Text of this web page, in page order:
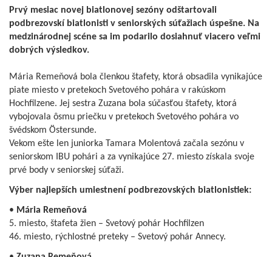
Prvý mesiac novej biatlonovej sezóny odštartovali
podbrezovskí biatlonisti v seniorských súťažiach úspešne. Na
medzinárodnej scéne sa im podarilo dosiahnuť viacero veľmi
dobrých výsledkov.
Mária Remeňová bola členkou štafety, ktorá obsadila vynikajúce
piate miesto v pretekoch Svetového pohára v rakúskom
Hochfilzene. Jej sestra Zuzana bola súčasťou štafety, ktorá
vybojovala ôsmu priečku v pretekoch Svetového pohára vo
švédskom Östersunde.
Vekom ešte len juniorka Tamara Molentová začala sezónu v
seniorskom IBU pohári a za vynikajúce 27. miesto získala svoje
prvé body v seniorskej súťaži.
Výber najlepších umiestnení podbrezovských biatlonistiek:
• Mária Remeňová
5. miesto, štafeta žien – Svetový pohár Hochfilzen
46. miesto, rýchlostné preteky – Svetový pohár Annecy.